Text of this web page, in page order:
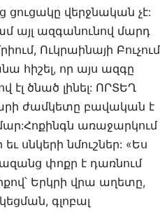
ցուցակը վերջնական չէ:
այլ ազգանունով մարդ
Ուկրաինայի Բուչում
հիշել, որ այս ազգը
էլ ծնած լինել: ՈՐՏԵՂ
ժամկետը բավական է
առաջարկում
սնկերի նմուշներ: «Ես
փոքր է դառնում
Երկրի վրա աղետը,
գլոբալ